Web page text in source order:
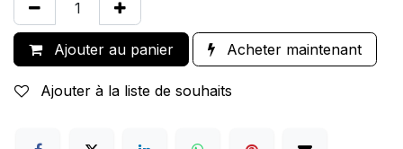
Ajouter au panier Acheter maintenant
Ajouter à la liste de souhaits